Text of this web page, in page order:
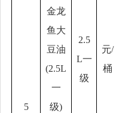
5
金龙
鱼大
豆油
(2.5L
一
级)
2.5
L一
级
元/
桶